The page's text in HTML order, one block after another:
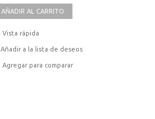
AÑADIR AL CARRITO
Vista rápida
Añadir a la lista de deseos
Agregar para comparar